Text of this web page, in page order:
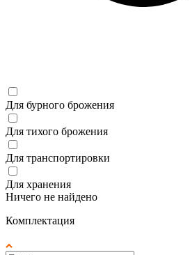
Для бурного брожения
Для тихого брожения
Для транспортировки
Для хранения
Ничего не найдено
Комплектация